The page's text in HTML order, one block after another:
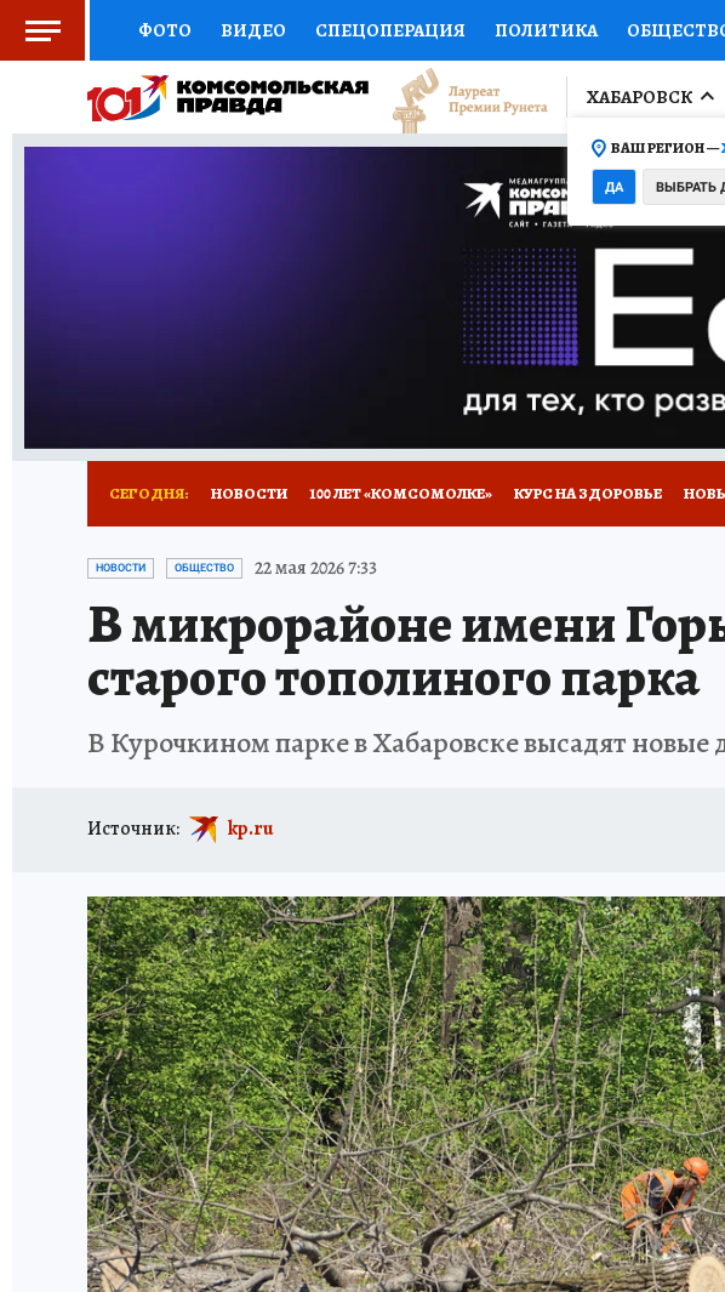
ФОТО ВИДЕО СПЕЦОПЕРАЦИЯ ПОЛИТИКА
СОЦПОДДЕРЖКА НАУКА СПОРТ КОЛУМНИСТЫ
ВЫБОР ЭКСПЕРТОВ ДОКТОР ФИНАНСЫ ОТКРЫВАЕМ
ПРОГНОЗЫ НА СПОРТ ПРОМОКОДЫ
ТЕЛЕВИЗОР
НОВОЕ НА САЙТЕ
ХАБАРОВСК
ВАШ РЕГИОН —
ДА ВЫБРАТЬ
СЕГОДНЯ: НОВОСТИ 100 ЛЕТ «КОМСОМОЛКЕ» КУРС НА ЗДОРОВЬЕ
87 ЛЕТ ХАБАРОВСКОМУ КРАЮ
ВТБ: НОВАЯ СТРАТЕГИЯ ИТОГИ ГОДА ЗАПОВЕДНАЯ РОССИЯ
ИСПЫТАНО НА СЕБЕ
НОВОСТИ ОБЩЕСТВО 22 мая 2026 7:33
В микрорайоне имени
старого тополиного парка
В Курочкином парке в Хабаровске высадят новые
Источник: kp.ru